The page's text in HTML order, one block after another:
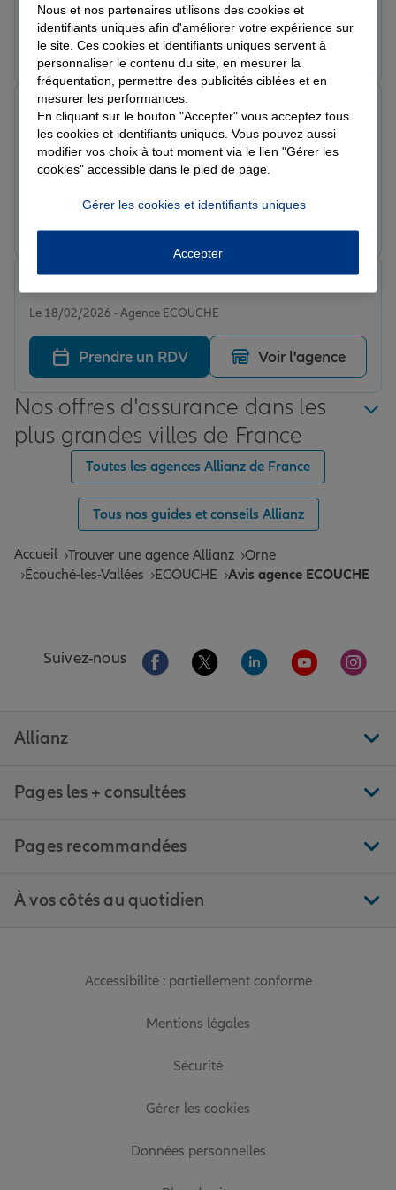
Prendre un RDV Voir l'agence
Note de 5 sur 5
Le 20/02/2026 - Agence ECOUCHE
J’ai été très bien reçu .Céline est à l’écoute et de bons
conseils .très satisfait de cette agence
Vincent G.
Note de 5 sur 5
Le 18/02/2026 - Agence ECOUCHE
Prendre un RDV Voir l'agence
Nos offres d'assurance dans les
plus grandes villes de France
Toutes les agences Allianz de France
Tous nos guides et conseils Allianz
Accueil Trouver une agence Allianz Orne
Écouché-les-Vallées
ECOUCHE Avis agence ECOUCHE
Suivez-nous Aller sur la page Facebook de Allianz
Aller sur la page Twitter de
Aller sur la page
Aller sur la
Aller
Allianz
Pages les + consultées
Pages recommandées
À vos côtés au quotidien
Accessibilité : partiellement conforme
Mentions légales
Sécurité
Gérer les cookies
Données personnelles
Nous et nos partenaires utilisons des cookies et
identifiants uniques afin d'améliorer votre expérience sur
le site. Ces cookies et identifiants uniques servent à
personnaliser le contenu du site, en mesurer la
fréquentation, permettre des publicités ciblées et en
mesurer les performances.
En cliquant sur le bouton "Accepter" vous acceptez tous
les cookies et identifiants uniques. Vous pouvez aussi
modifier vos choix à tout moment via le lien "Gérer les
cookies" accessible dans le pied de page.
Gérer les cookies et identifiants uniques
Accepter